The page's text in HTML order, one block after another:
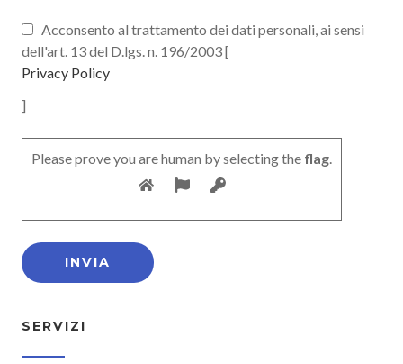
Acconsento al trattamento dei dati personali, ai sensi
dell'art. 13 del D.lgs. n. 196/2003 [
Privacy Policy
]
Please prove you are human by selecting the flag.
SERVIZI